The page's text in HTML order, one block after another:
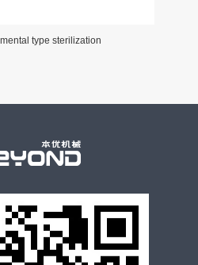
降膜蒸发器 EXCELLENT PROJECT